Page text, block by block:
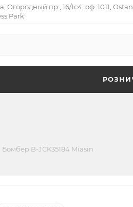
Огородный пр., 16/1с4, оф. 1011,
Park
Бомбер B-JCK35184 Miasin